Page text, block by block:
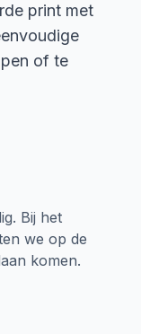
print met
of te
Bij het
we op de
komen.